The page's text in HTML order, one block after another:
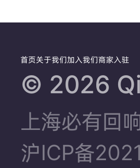
首页关于我们加入我们商家入驻
©️ 2026
上海必有回
沪ICP备